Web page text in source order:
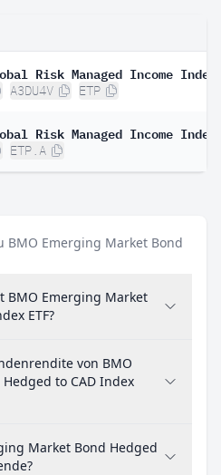
A3DU4V ETP
ETP.A
BMO Emerging Market Bond
BMO Emerging Market
ETF?
von BMO
to CAD Index
Market Bond Hedged